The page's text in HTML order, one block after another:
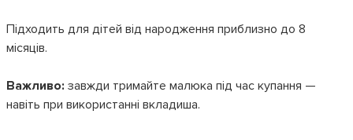
Підходить для дітей від народження приблизно до 8
місяців.
Важливо: завжди тримайте малюка під час купання —
навіть при використанні вкладиша.